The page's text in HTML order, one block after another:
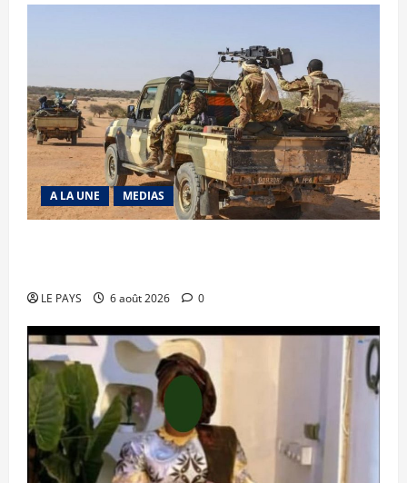
A LA UNE MEDIAS
LE PAYS 6 août 2026 0